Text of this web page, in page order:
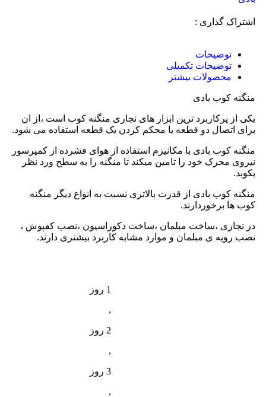
اشتراک گذاری :
توضیحات
توضیحات تکمیلی
محصولات بیشتر
منگنه کوب بادی
یکی از پرکاربرد ترین ابزار های نجاری منگنه کوب است ،از ان
برای اتصال دو قطعه یا محکم کردن یک قطعه استفاده می شود.
منگنه کوب بادی با مکانیزم استفاده از هوای فشرده از کمپرسور
نیروی محرک خود را تامین میکند تا منگنه را به سطح ورد نظر
بکوبد.
منگنه کوب بادی از قدرت بالاتری نسبت به انواع دیگر منگنه
کوب ها برخوردارند.
در نجاری ،ساخت مبلمان ،ساخت دکوراسیون ،نصب کفپوش ،
نصب رویه ی مبلمان و موارد مشابه کاربرد بیشتری دارند.
1 روز
,
2 روز
,
3 روز
,